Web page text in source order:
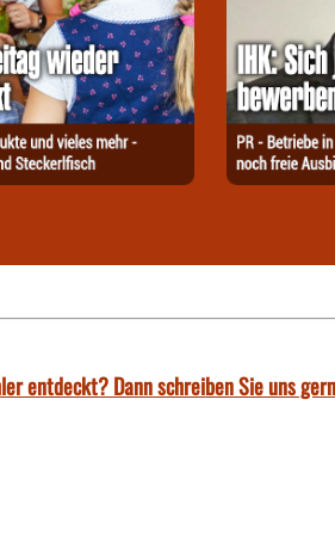
entdeckt? Dann schreiben Sie uns